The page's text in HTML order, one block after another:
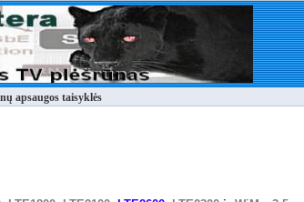
apsaugos taisyklės